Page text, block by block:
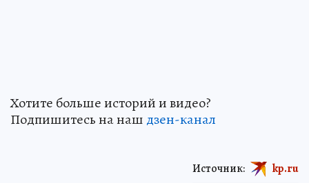
Хотите больше историй и видео?
Подпишитесь на наш дзен-канал
Источник: kp.ru